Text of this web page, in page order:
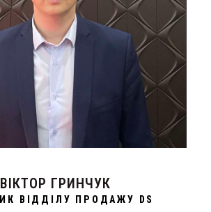
ВІКТОР ГРИНЧУК
ВІДДІЛУ ПРОДАЖУ DS